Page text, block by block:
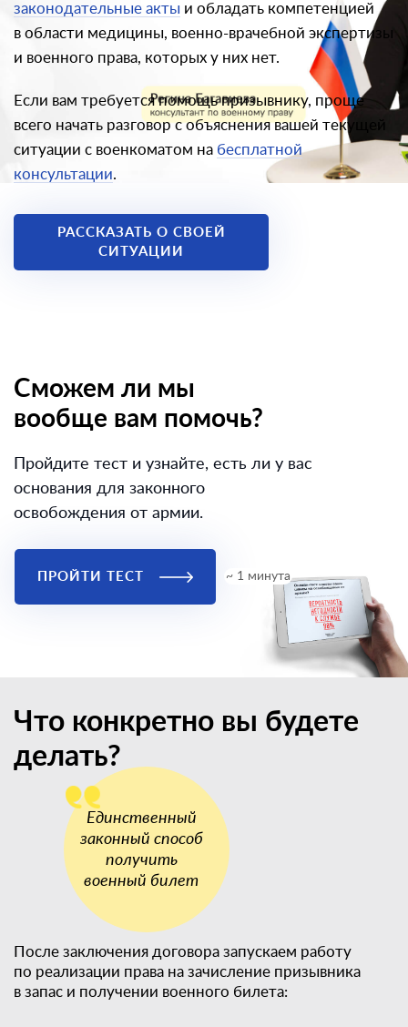
законодательные акты и обладать компетенцией
в области медицины, военно-врачебной экспертизы
и военного права, которых у них нет.
Если вам требуется помощь призывнику, проще
всего начать разговор с объяснения вашей текущей
ситуации с военкоматом на бесплатной
консультации.
РАССКАЗАТЬ О СВОЕЙ
СИТУАЦИИ
Сможем ли мы
вообще вам помочь?
Пройдите тест и узнайте, есть ли у вас
основания для законного
освобождения от армии.
ПРОЙТИ ТЕСТ ~ 1 минута
Что конкретно вы будете
делать?
После заключения договора запускаем работу
по реализации права на зачисление призывника
в запас и получении военного билета: